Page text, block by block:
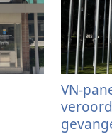
VN-